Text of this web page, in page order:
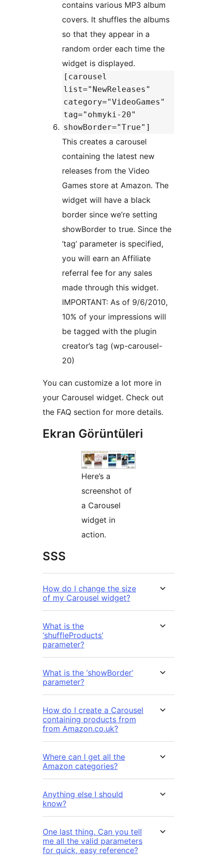
contains various MP3 album
covers. It shuffles the albums
so that they appear in a
random order each time the
widget is displayed.
[carousel
list="NewReleases"
category="VideoGames"
tag="ohmyki-20"
showBorder="True"]
This creates a carousel
containing the latest new
releases from the Video
Games store at Amazon. The
widget will have a black
border since we’re setting
showBorder to true. Since the
‘tag’ parameter is specified,
you will earn an Affiliate
referral fee for any sales
made through this widget.
IMPORTANT: As of 9/6/2010,
10% of your impressions will
be tagged with the plugin
creator’s tag (wp-carousel-
20)
You can customize a lot more in
your Carousel widget. Check out
the FAQ section for more details.
Ekran Görüntüleri
Here’s a
screenshot of
a Carousel
widget in
action.
SSS
How do I change the size
of my Carousel widget?
What is the
‘shuffleProducts’
parameter?
What is the ‘showBorder’
parameter?
How do I create a Carousel
containing products from
from Amazon.co.uk?
Where can I get all the
Amazon categories?
Anything else I should
know?
One last thing. Can you tell
me all the valid parameters
for quick, easy reference?